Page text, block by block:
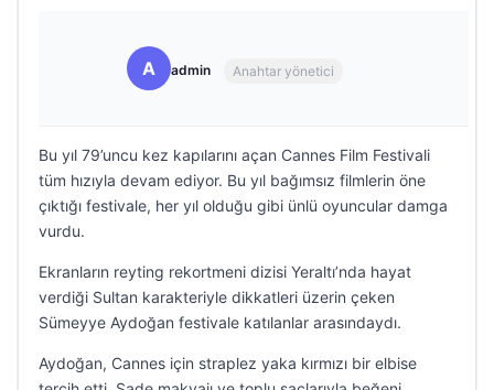
A admin Anahtar yönetici
Bu yıl 79’uncu kez kapılarını açan Cannes Film Festivali
tüm hızıyla devam ediyor. Bu yıl bağımsız filmlerin öne
çıktığı festivale, her yıl olduğu gibi ünlü oyuncular damga
vurdu.
Ekranların reyting rekortmeni dizisi Yeraltı’nda hayat
verdiği Sultan karakteriyle dikkatleri üzerin çeken
Sümeyye Aydoğan festivale katılanlar arasındaydı.
Aydoğan, Cannes için straplez yaka kırmızı bir elbise